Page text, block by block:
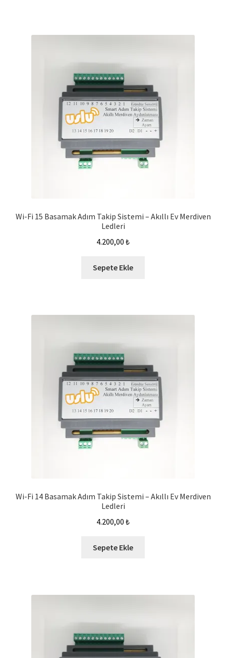
Wi-Fi 15 Basamak Adım Takip Sistemi – Akıllı Ev Merdiven
Ledleri
4.200,00 ₺
Sepete Ekle
Wi-Fi 14 Basamak Adım Takip Sistemi – Akıllı Ev Merdiven
Ledleri
4.200,00 ₺
Sepete Ekle